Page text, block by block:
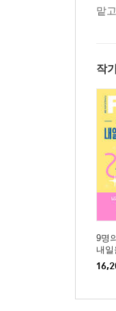
맡
작
9명
내일